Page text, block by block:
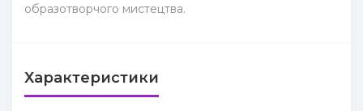
образотворчого мистецтва.
Характеристики